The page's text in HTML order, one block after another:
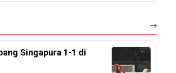
Singapura 1-1 di